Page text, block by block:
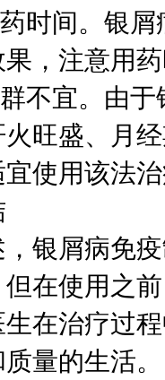
时间。银
，注意用药
不宜。由
旺盛、月
使用该法治
银屑病免
在使用之
生在治疗过
量的生活。